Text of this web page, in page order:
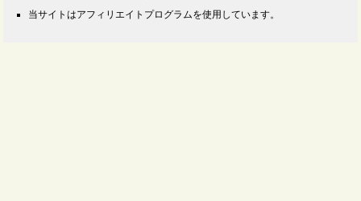
当サイトはアフィリエイトプログラムを使用しています。